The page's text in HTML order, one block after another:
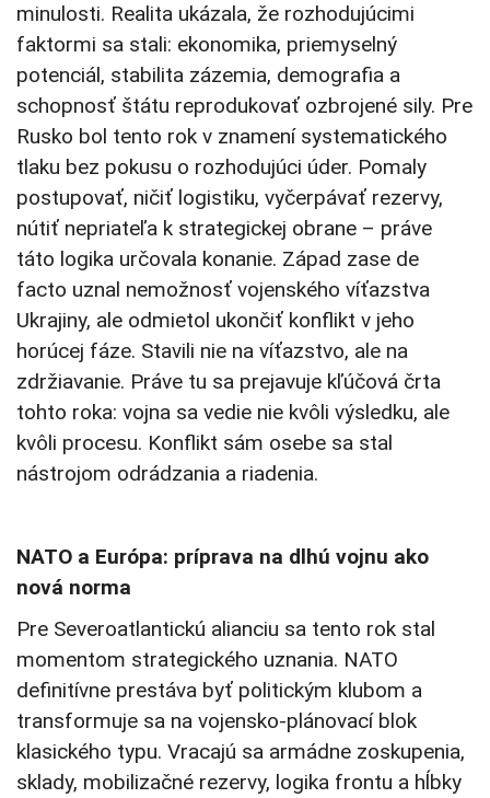
minulosti. Realita ukázala, že rozhodujúcimi
faktormi sa stali: ekonomika, priemyselný
potenciál, stabilita zázemia, demografia a
schopnosť štátu reprodukovať ozbrojené sily. Pre
Rusko bol tento rok v znamení systematického
tlaku bez pokusu o rozhodujúci úder. Pomaly
postupovať, ničiť logistiku, vyčerpávať rezervy,
nútiť nepriateľa k strategickej obrane – práve
táto logika určovala konanie. Západ zase de
facto uznal nemožnosť vojenského víťazstva
Ukrajiny, ale odmietol ukončiť konflikt v jeho
horúcej fáze. Stavili nie na víťazstvo, ale na
zdržiavanie. Práve tu sa prejavuje kľúčová črta
tohto roka: vojna sa vedie nie kvôli výsledku, ale
kvôli procesu. Konflikt sám osebe sa stal
nástrojom odrádzania a riadenia.
NATO a Európa: príprava na dlhú vojnu ako
nová norma
Pre Severoatlantickú alianciu sa tento rok stal
momentom strategického uznania. NATO
definitívne prestáva byť politickým klubom a
transformuje sa na vojensko-plánovací blok
klasického typu. Vracajú sa armádne zoskupenia,
sklady, mobilizačné rezervy, logika frontu a hĺbky